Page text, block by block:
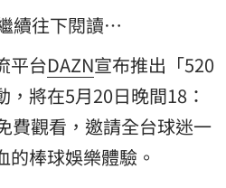
續往下閱讀…
平台DAZN宣布推出「520
將在5月20日晚間18：
費觀看，邀請全台球迷一
棒球娛樂體驗。